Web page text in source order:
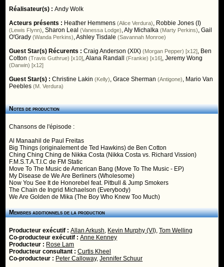
Réalisateur(s) :Andy Wolk
Acteurs présents : Heather Hemmens (Alice Verdura), Robbie Jones (I)
(Lewis Flynn),Sharon Leal (Vanessa Lodge),Aly Michalka (Marty Perkins),Gail
O'Grady (Wanda Perkins),Ashley Tisdale (Savannah Monroe)
Guest Star(s) Récurents :Craig Anderson (XIX) (Morgan Pepper) [x12], Ben
Cotton (Travis Guthrue) [x10],Alana Randall (Frankie) [x16],Jeremy Wong
(Darwin) [x12]
Guest Star(s) :Christine Lakin (Kelly),Grace Sherman (Antigone), Mario Van
Peebles (M. Verdura)
Notes de production
Chansons de l'épisode :
Al Manaahil de Paul Freitas
Big Things (originalement de Ted Hawkins) de Ben Cotton
Ching Ching Ching de Nikka Costa (Nikka Costa vs. Richard Vission)
F.M.S.T.A.T.I.C de FM Static
Move To The Music de American Bang (Move To The Music - EP)
My Disease de We Are Berliners (Wholesome)
Now You See It de Honorebel feat. Pitbull & Jump Smokers
The Chain de Ingrid Michaelson (Everybody)
We Are Golden de Mika (The Boy Who Knew Too Much)
Membres additionnels de la production
Producteur exécutif :Allan Arkush, Kevin Murphy (VI),Tom Welling
Co-producteur exécutif :Anne Kenney
Producteur : Rose Lam
Producteur consultant :Curtis Kheel
Co-producteur : Peter Calloway,Jennifer Schuur